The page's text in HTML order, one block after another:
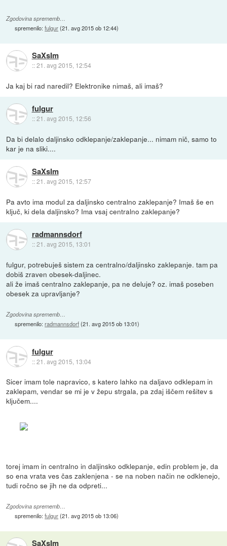
Zgodovina sprememb…
spremenilo:fulgur(21. avg 2015 ob 12:44)
SaXsIm
::21. avg 2015, 12:54
Ja kaj bi rad naredil? Elektronike nimaš, ali imaš?
fulgur
::21. avg 2015, 12:56
Da bi delalo daljinsko odklepanje/zaklepanje... nimam nič, samo to
kar je na sliki....
SaXsIm
::21. avg 2015, 12:57
Pa avto ima modul za daljinsko centralno zaklepanje? Imaš še en
ključ, ki dela daljinsko? Ima vsaj centralno zaklepanje?
radmannsdorf
::21. avg 2015, 13:01
fulgur, potrebuješ sistem za centralno/daljinsko zaklepanje. tam pa
dobiš zraven obesek-daljinec.
ali že imaš centralno zaklepanje, pa ne deluje? oz. imaš poseben
obesek za upravljanje?
Zgodovina sprememb…
spremenilo:radmannsdorf(21. avg 2015 ob 13:01)
fulgur
::21. avg 2015, 13:04
Sicer imam tole napravico, s katero lahko na daljavo odklepam in
zaklepam, vendar se mi je v žepu strgala, pa zdaj iščem rešitev s
ključem....
torej imam in centralno in daljinsko odklepanje, edin problem je, da
so ena vrata ves čas zaklenjena - se na noben način ne odklenejo,
tudi ročno se jih ne da odpreti...
Zgodovina sprememb…
spremenilo:fulgur(21. avg 2015 ob 13:06)
SaXsIm